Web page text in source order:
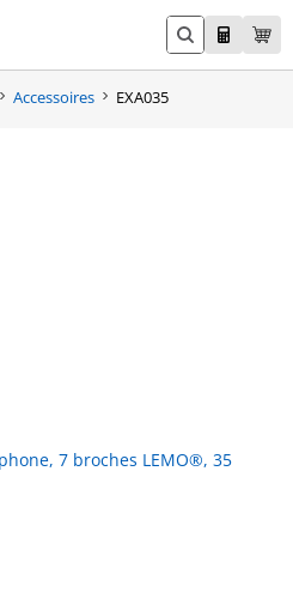
Accessoires EXA035
7 broches LEMO®, 35